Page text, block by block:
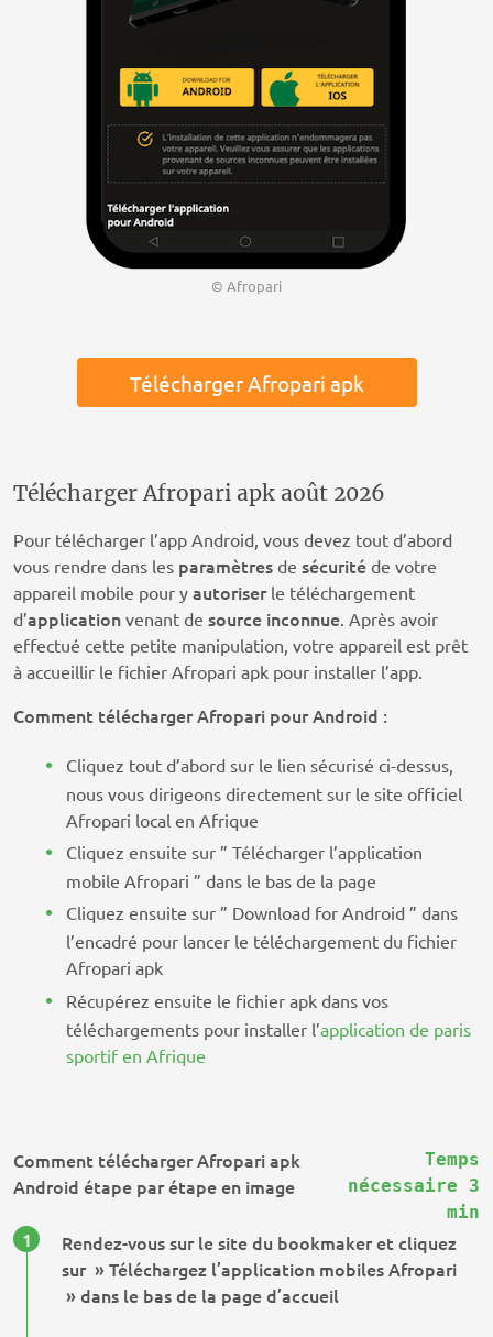
© Afropari
Télécharger Afropari apk
Télécharger Afropari apk août 2026
Pour télécharger l’app Android, vous devez tout d’abord
vous rendre dans les paramètres de sécurité de votre
appareil mobile pour y autoriserle téléchargement
d’application venant de source inconnue . Après avoir
effectué cette petite manipulation, votre appareil est prêt
à accueillir le fichier Afropari apk pour installer l’app.
Comment télécharger Afropari pour Android :
Cliquez tout d’abord sur le lien sécurisé ci-dessus,
nous vous dirigeons directement sur le site officiel
Afropari local en Afrique
Cliquez ensuite sur ” Télécharger l’application
mobile Afropari ” dans le bas de la page
Cliquez ensuite sur ” Download for Android ” dans
l’encadré pour lancer le téléchargement du fichier
Afropari apk
Récupérez ensuite le fichier apk dans vos
téléchargements pour installer l’application de paris
sportif en Afrique
Comment télécharger Afropari apk
Android étape par étape en image
Temps
nécessaire 3
min
Rendez-vous sur le site du bookmaker et cliquez
sur » Téléchargez l’application mobiles Afropari
» dans le bas de la page d’accueil